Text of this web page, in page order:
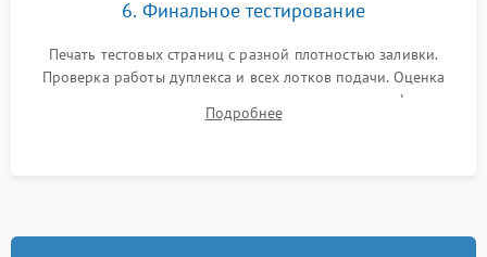
6. Финальное тестирование
Печать тестовых страниц с разной плотностью заливки.
Проверка работы дуплекса и всех лотков подачи. Оценка
качества запекания тонера и полное отсутствие дефектов
изображения перед выдачей готового устройства.
Подробнее